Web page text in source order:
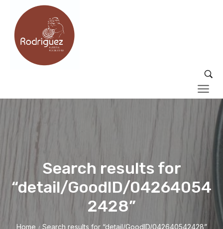
Search results for
“detail/GoodID/04264054
2428”
Home / Search results for “detail/GoodID/042640542428”